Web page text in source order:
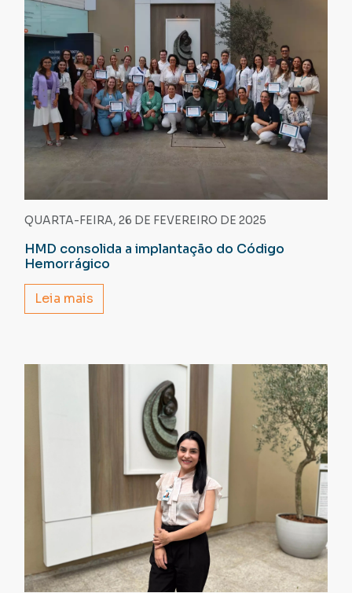
QUARTA-FEIRA, 26 DE FEVEREIRO DE 2025
HMD consolida a implantação do Código
Hemorrágico
Leia mais